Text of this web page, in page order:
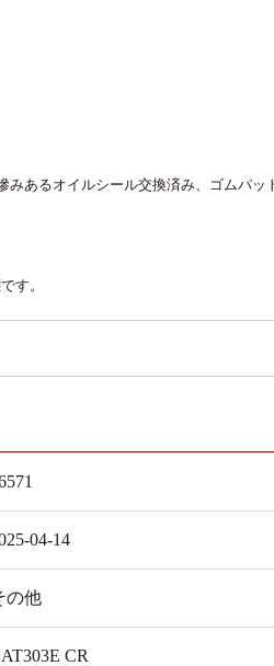
あるオイルシール交換済み、ゴムパッ
す。
04-14
の他
CR